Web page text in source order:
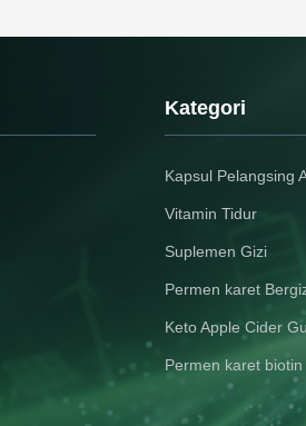
Kategori
Kapsul Pelangsing
Vitamin Tidur
Suplemen Gizi
Permen karet
Keto Apple Cider
Permen karet